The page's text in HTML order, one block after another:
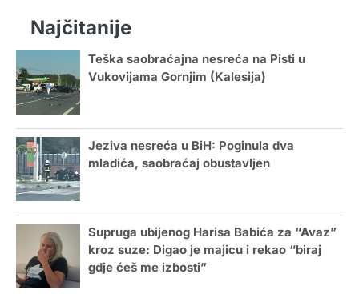
Najčitanije
Teška saobraćajna nesreća na Pisti u
Vukovijama Gornjim (Kalesija)
Jeziva nesreća u BiH: Poginula dva
mladića, saobraćaj obustavljen
Supruga ubijenog Harisa Babića za “Avaz”
kroz suze: Digao je majicu i rekao “biraj
gdje ćeš me izbosti”